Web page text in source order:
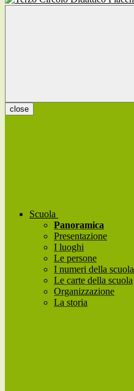
close
Scuola
Panoramica
Presentazione
I luoghi
Le persone
I numeri della scuola
Le carte della scuola
Organizzazione
La storia